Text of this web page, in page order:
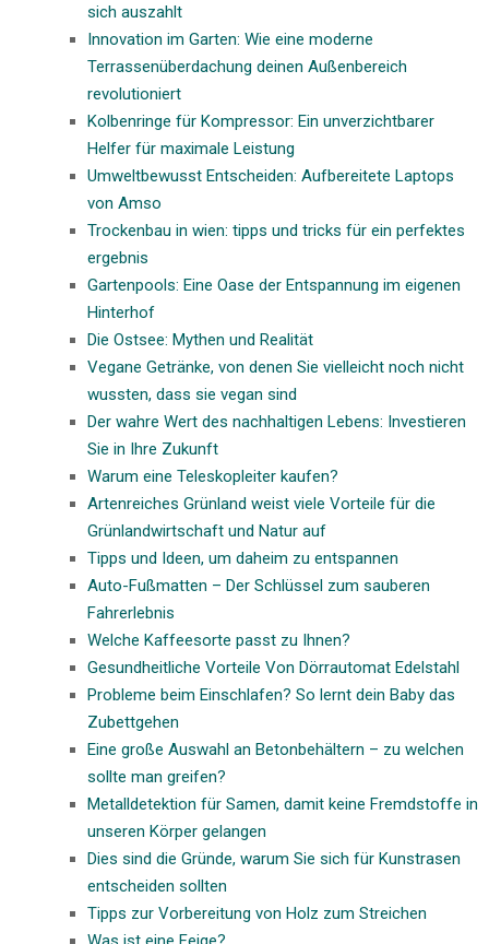
sich auszahlt
Innovation im Garten: Wie eine moderne
Terrassenüberdachung deinen Außenbereich
revolutioniert
Kolbenringe für Kompressor: Ein unverzichtbarer
Helfer für maximale Leistung
Umweltbewusst Entscheiden: Aufbereitete Laptops
von Amso
Trockenbau in wien: tipps und tricks für ein perfektes
ergebnis
Gartenpools: Eine Oase der Entspannung im eigenen
Hinterhof
Die Ostsee: Mythen und Realität
Vegane Getränke, von denen Sie vielleicht noch nicht
wussten, dass sie vegan sind
Der wahre Wert des nachhaltigen Lebens: Investieren
Sie in Ihre Zukunft
Warum eine Teleskopleiter kaufen?
Artenreiches Grünland weist viele Vorteile für die
Grünlandwirtschaft und Natur auf
Tipps und Ideen, um daheim zu entspannen
Auto-Fußmatten – Der Schlüssel zum sauberen
Fahrerlebnis
Welche Kaffeesorte passt zu Ihnen?
Gesundheitliche Vorteile Von Dörrautomat Edelstahl
Probleme beim Einschlafen? So lernt dein Baby das
Zubettgehen
Eine große Auswahl an Betonbehältern – zu welchen
sollte man greifen?
Metalldetektion für Samen, damit keine Fremdstoffe in
unseren Körper gelangen
Dies sind die Gründe, warum Sie sich für Kunstrasen
entscheiden sollten
Tipps zur Vorbereitung von Holz zum Streichen